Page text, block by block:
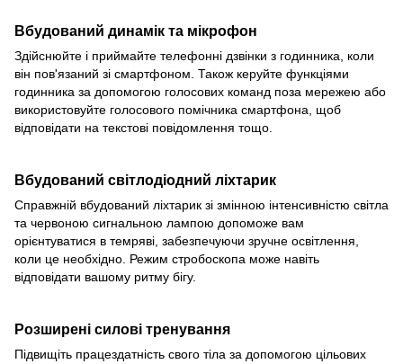
Вбудований динамік та мікрофон
Здійснюйте і приймайте телефонні дзвінки з годинника, коли
він пов'язаний зі смартфоном. Також керуйте функціями
годинника за допомогою голосових команд поза мережею або
використовуйте голосового помічника смартфона, щоб
відповідати на текстові повідомлення тощо.
Вбудований світлодіодний ліхтарик
Справжній вбудований ліхтарик зі змінною інтенсивністю світла
та червоною сигнальною лампою допоможе вам
орієнтуватися в темряві, забезпечуючи зручне освітлення,
коли це необхідно. Режим стробоскопа може навіть
відповідати вашому ритму бігу.
Розширені силові тренування
Підвищіть працездатність свого тіла за допомогою цільових